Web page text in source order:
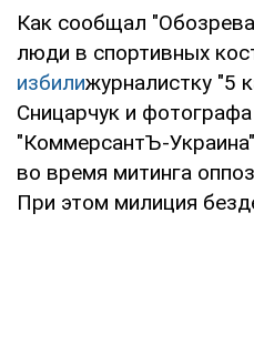
Как сообщал
люди в спортивных
избилижурналистку "5
Сницарчук и
"КоммерсантЪ-
во время митинга
При этом милиция